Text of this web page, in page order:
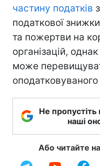
частину податків
податкової
та пожертви на
організацій,
може
Не пропустіть
наші
Або читайте